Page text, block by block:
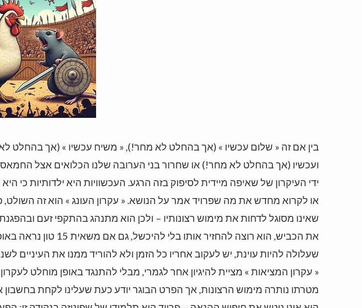
בין אם זה « שלום עכשיו » (אך בהחלט לא מחר!), « משיח עכשיו » (אך בהחלט
ועכשיו (אך בהחלט לא מחר!) או שחרור בני הערובה שלנו הכלואים אצל החמאס-
ידי העיקרון של שאיפה מיידית לסיפוק בזה הרגע. העכשוויות היא ילדותיות
או לקרוא מחדש את מה שפרויד אמר על הנושא. « עקרון העונג » הוא זה
שאינו מסוגל לדחות את מימוש רצונותיו – ולכן הוא מתנהג בהתקפי זעם
את הכביש, הוא רוצה
שעלולה להיות עוינת, יש לעקוב אחריו כל הזמן ולא להוריד ממנו את העיניים
« עקרון המציאות » מציית להיגיון אחר לגמרי, מבלי להתנגד באופן מוחלט
מטרתו נותרה מימוש הרצונות, אך הפרט הבוגר יודע כעת שעלינו לקחת